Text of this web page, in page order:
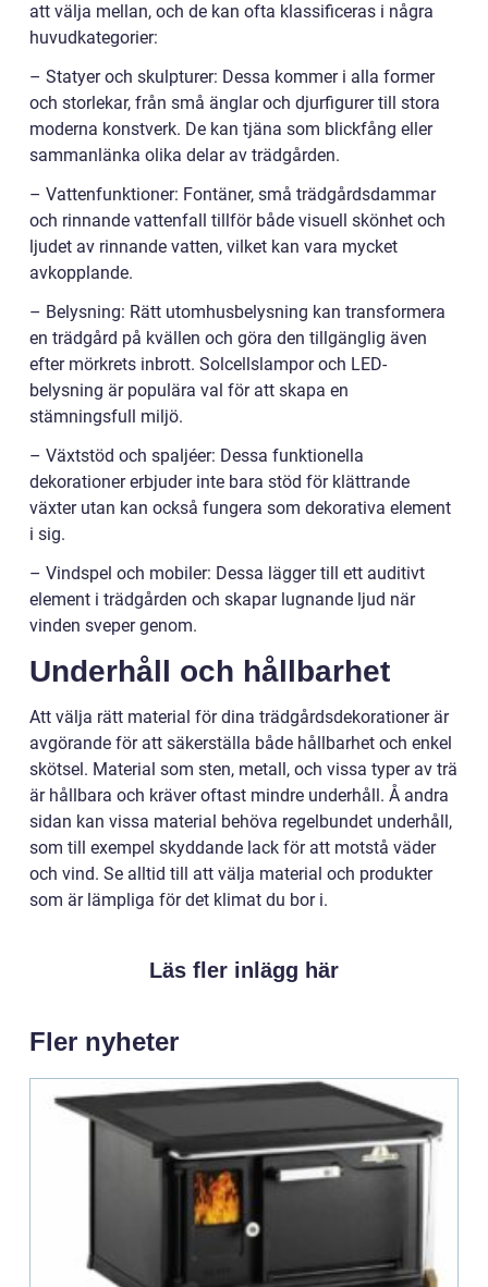
att välja mellan, och de kan ofta klassificeras i några
huvudkategorier:
– Statyer och skulpturer: Dessa kommer i alla former
och storlekar, från små änglar och djurfigurer till stora
moderna konstverk. De kan tjäna som blickfång eller
sammanlänka olika delar av trädgården.
– Vattenfunktioner: Fontäner, små trädgårdsdammar
och rinnande vattenfall tillför både visuell skönhet och
ljudet av rinnande vatten, vilket kan vara mycket
avkopplande.
– Belysning: Rätt utomhusbelysning kan transformera
en trädgård på kvällen och göra den tillgänglig även
efter mörkrets inbrott. Solcellslampor och LED-
belysning är populära val för att skapa en
stämningsfull miljö.
– Växtstöd och spaljéer: Dessa funktionella
dekorationer erbjuder inte bara stöd för klättrande
växter utan kan också fungera som dekorativa element
i sig.
– Vindspel och mobiler: Dessa lägger till ett auditivt
element i trädgården och skapar lugnande ljud när
vinden sveper genom.
Underhåll och hållbarhet
Att välja rätt material för dina trädgårdsdekorationer är
avgörande för att säkerställa både hållbarhet och enkel
skötsel. Material som sten, metall, och vissa typer av trä
är hållbara och kräver oftast mindre underhåll. Å andra
sidan kan vissa material behöva regelbundet underhåll,
som till exempel skyddande lack för att motstå väder
och vind. Se alltid till att välja material och produkter
som är lämpliga för det klimat du bor i.
Läs fler inlägg här
Fler nyheter